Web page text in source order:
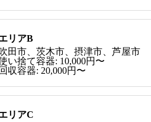
は不可
リアB
田市、茨木市、摂津市、芦屋市
い捨て容器: 10,000円〜
回収容器: 20,000円〜
リアC